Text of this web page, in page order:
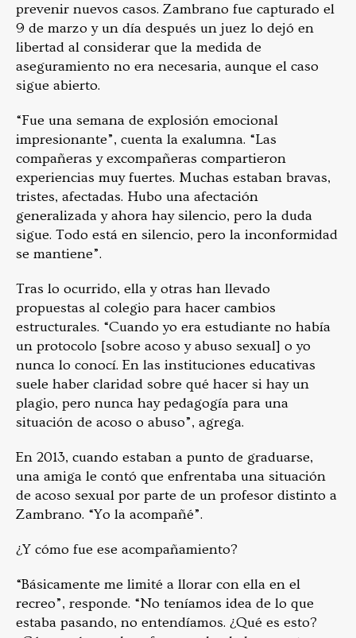
prevenir nuevos casos. Zambrano fue capturado el
9 de marzo y un día después un juez lo dejó en
libertad al considerar que la medida de
aseguramiento no era necesaria, aunque el caso
sigue abierto.
“Fue una semana de explosión emocional
impresionante”, cuenta la exalumna. “Las
compañeras y excompañeras compartieron
experiencias muy fuertes. Muchas estaban bravas,
tristes, afectadas. Hubo una afectación
generalizada y ahora hay silencio, pero la duda
sigue. Todo está en silencio, pero la inconformidad
se mantiene”.
Tras lo ocurrido, ella y otras han llevado
propuestas al colegio para hacer cambios
estructurales. “Cuando yo era estudiante no había
un protocolo [sobre acoso y abuso sexual] o yo
nunca lo conocí. En las instituciones educativas
suele haber claridad sobre qué hacer si hay un
plagio, pero nunca hay pedagogía para una
situación de acoso o abuso”, agrega.
En 2013, cuando estaban a punto de graduarse,
una amiga le contó que enfrentaba una situación
de acoso sexual por parte de un profesor distinto a
Zambrano. “Yo la acompañé”.
¿Y cómo fue ese acompañamiento?
“Básicamente me limité a llorar con ella en el
recreo”, responde. “No teníamos idea de lo que
estaba pasando, no entendíamos. ¿Qué es esto?